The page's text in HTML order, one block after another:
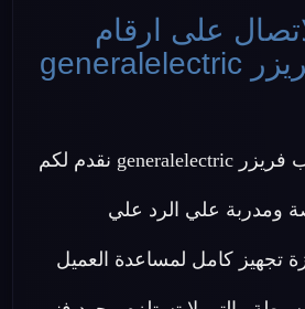
على ارقام
صيانة ديب فريزر generalelectric
نحن مركز صيانة ديب فريزر generalelectric نقدم لكم
ومدربة علي الرد علي
تجهيز كامل لمساعدة العميل